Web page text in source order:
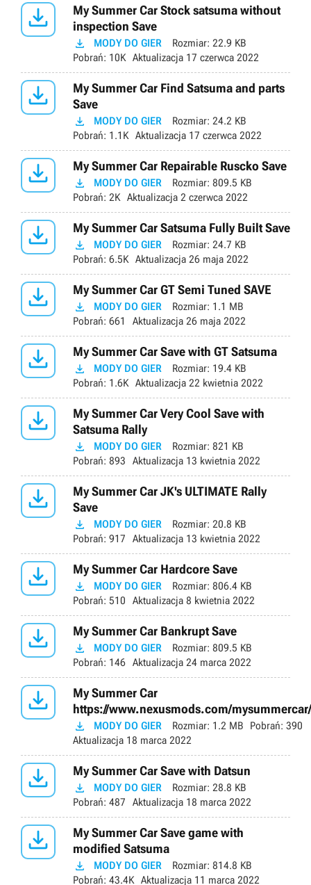

My Summer Car Stock satsuma without
inspection Save
 MODY DO GIER Rozmiar: 22.9 KB
Pobrań: 10K Aktualizacja 17 czerwca 2022

My Summer Car Find Satsuma and parts
Save
 MODY DO GIER Rozmiar: 24.2 KB
Pobrań: 1.1K Aktualizacja 17 czerwca 2022
 My Summer Car Repairable Ruscko Save
 MODY DO GIER Rozmiar: 809.5 KB
Pobrań: 2K Aktualizacja 2 czerwca 2022
 My Summer Car Satsuma Fully Built Save
 MODY DO GIER Rozmiar: 24.7 KB
Pobrań: 6.5K Aktualizacja 26 maja 2022
 My Summer Car GT Semi Tuned SAVE
 MODY DO GIER Rozmiar: 1.1 MB
Pobrań: 661 Aktualizacja 26 maja 2022
 My Summer Car Save with GT Satsuma
 MODY DO GIER Rozmiar: 19.4 KB
Pobrań: 1.6K Aktualizacja 22 kwietnia 2022

My Summer Car Very Cool Save with
Satsuma Rally
 MODY DO GIER Rozmiar: 821 KB
Pobrań: 893 Aktualizacja 13 kwietnia 2022

My Summer Car JK's ULTIMATE Rally
Save
 MODY DO GIER Rozmiar: 20.8 KB
Pobrań: 917 Aktualizacja 13 kwietnia 2022
 My Summer Car Hardcore Save
 MODY DO GIER Rozmiar: 806.4 KB
Pobrań: 510 Aktualizacja 8 kwietnia 2022
 My Summer Car Bankrupt Save
 MODY DO GIER Rozmiar: 809.5 KB
Pobrań: 146 Aktualizacja 24 marca 2022

My Summer Car
https://www.nexusmods.com/
 MODY DO GIER Rozmiar: 1.2 MB Pobrań: 390
Aktualizacja 18 marca 2022
 My Summer Car Save with Datsun
 MODY DO GIER Rozmiar: 28.8 KB
Pobrań: 487 Aktualizacja 18 marca 2022

My Summer Car Save game with
modified Satsuma
 MODY DO GIER Rozmiar: 814.8 KB
Pobrań: 43.4K Aktualizacja 11 marca 2022